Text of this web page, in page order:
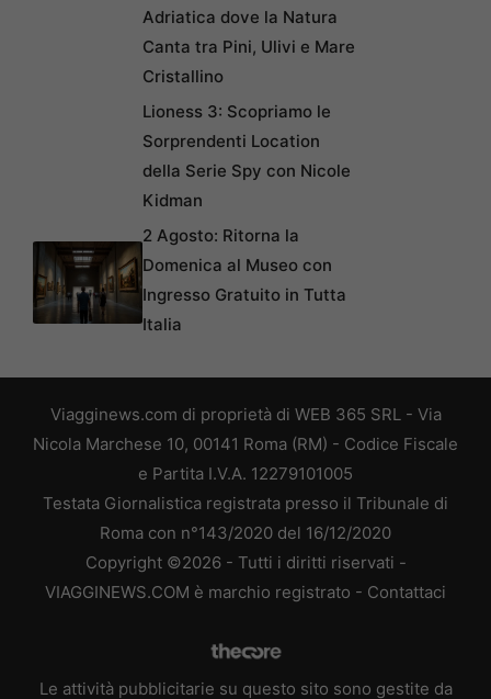
Adriatica dove la Natura
Canta tra Pini, Ulivi e Mare
Cristallino
Lioness 3: Scopriamo le
Sorprendenti Location
della Serie Spy con Nicole
Kidman
2 Agosto: Ritorna la
Domenica al Museo con
Ingresso Gratuito in Tutta
Italia
Viagginews.com di proprietà di WEB 365 SRL - Via
Nicola Marchese 10, 00141 Roma (RM) - Codice Fiscale
e Partita I.V.A. 12279101005
Testata Giornalistica registrata presso il Tribunale di
Roma con n°143/2020 del 16/12/2020
Copyright ©2026 - Tutti i diritti riservati -
VIAGGINEWS.COM è marchio registrato - Contattaci
Le attività pubblicitarie su questo sito sono gestite da